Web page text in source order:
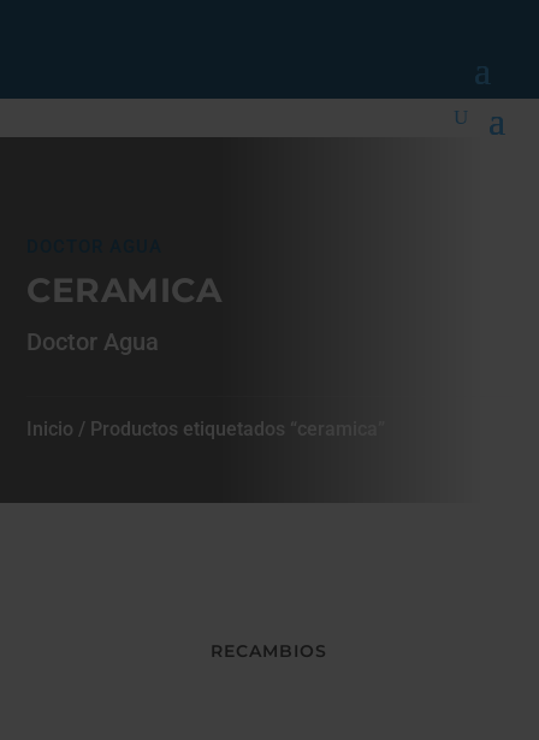
CERAMICA
Doctor Agua
Inicio / Productos etiquetados “ceramica”
RECAMBIOS